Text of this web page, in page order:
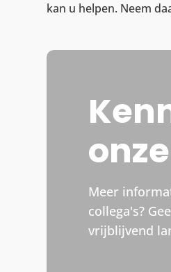
kan u helpen. Neem
Meer
collega's?
vrijblijvend